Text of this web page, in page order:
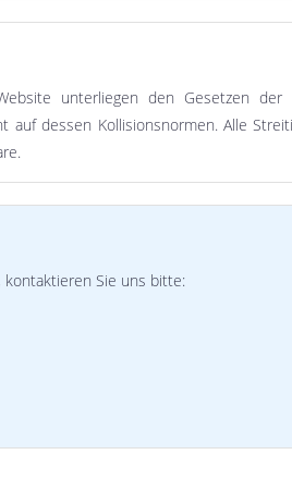
unterliegen den Gesetzen
auf dessen Kollisionsnormen. Alle
kontaktieren Sie uns bitte: